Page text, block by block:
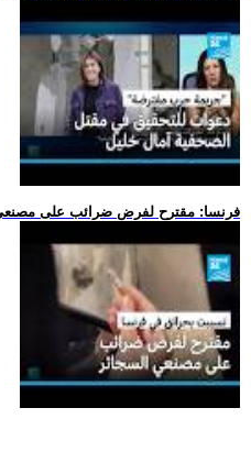
.. فرنسا: مقترح لفرض ضرائب على